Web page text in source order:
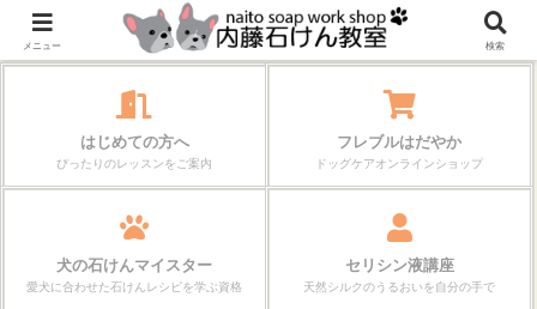
作る楽しさが、毎日の暮らしを変えていく。
はじめての方へ
ぴったりのレッスンをご案内
フレブルはだやか
ドッグケアオンラインショップ
犬の石けんマイスター
愛犬に合わせた石けんレシピを学ぶ資格
セリシン液講座
天然シルクのうるおいを自分の手で
メニュー 検索